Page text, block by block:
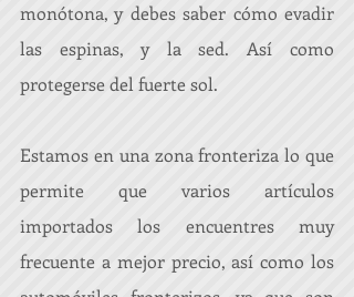
monótona, y debes saber cómo evadir
las espinas, y la sed. Así como
protegerse del fuerte sol.
Estamos en una zona fronteriza lo que
permite que varios artículos
importados los encuentres muy
frecuente a mejor precio, así como los